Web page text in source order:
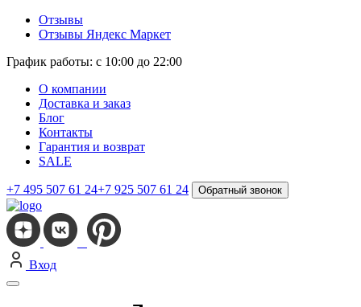
Отзывы
Отзывы Яндекс Маркет
График работы: с 10:00 до 22:00
О компании
Доставка и заказ
Блог
Контакты
Гарантия и возврат
SALE
+7 495 507 61 24+7 925 507 61 24 Обратный звонок
Вход